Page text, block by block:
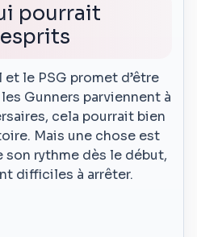
pourrait
le PSG promet d’être
Gunners parviennent à
cela pourrait bien
Mais une chose est
son rythme dès le début,
difficiles à arrêter.